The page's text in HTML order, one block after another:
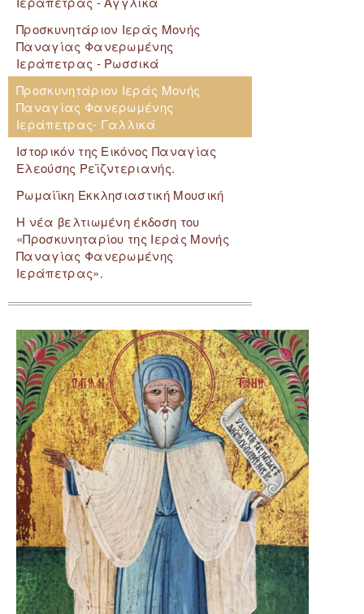
Προσκυνητάριον Ιεράς Μονής
Παναγίας Φανερωμένης
Ιεράπετρας - Ρωσσικά
Προσκυνητάριον Ιεράς Μονής
Παναγίας Φανερωμένης
Ιεράπετρας- Γαλλικά
Ιστορικόν της Εικόνος Παναγίας
Ελεούσης Ρεϊζντεριανής.
Ρωμαίϊκη Εκκλησιαστική Μουσική
Η νέα βελτιωμένη έκδοση του
«Προσκυνηταρίου της Ιεράς Μονής
Παναγίας Φανερωμένης
Ιεράπετρας».